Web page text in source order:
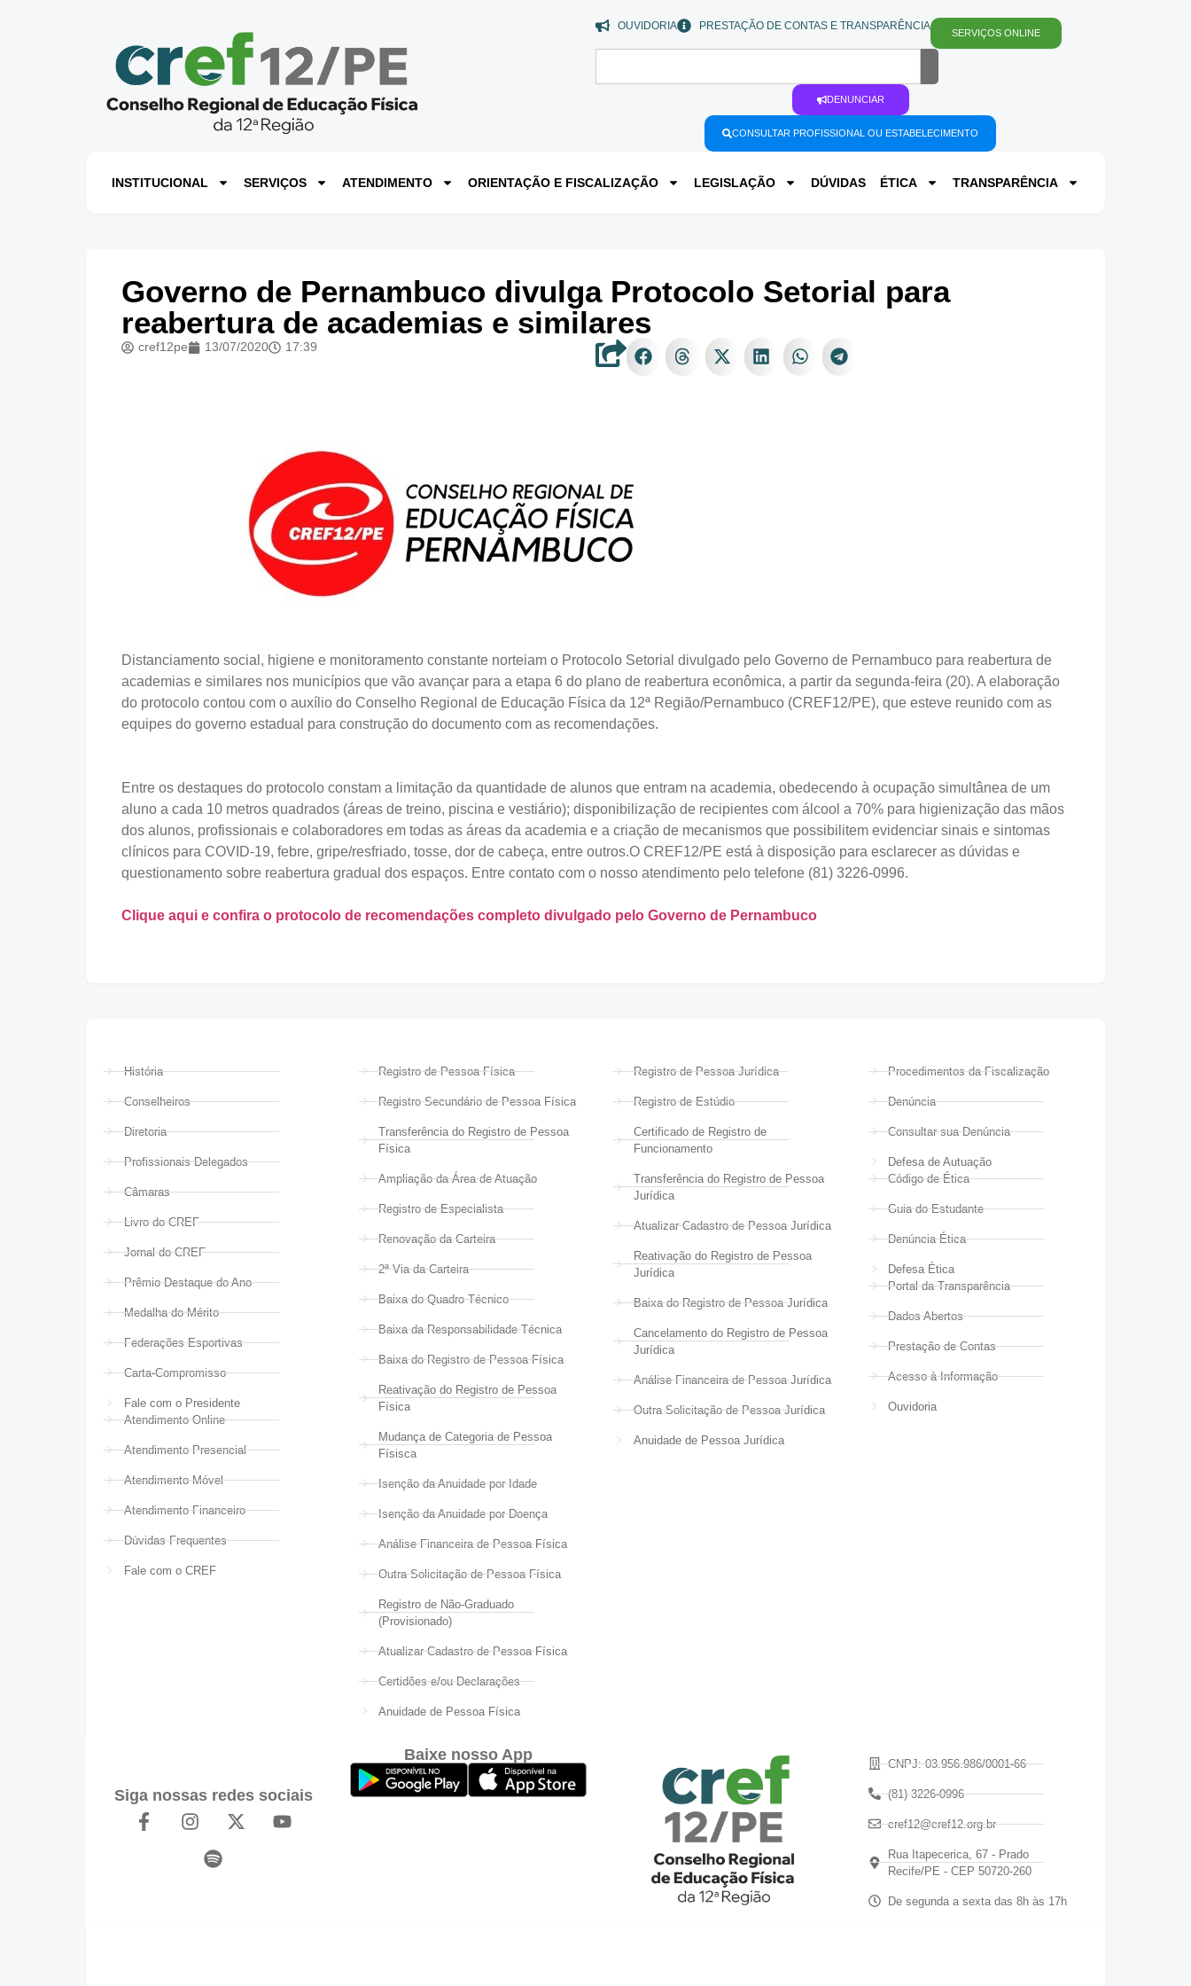
OUVIDORIA PRESTAÇÃO DE CONTAS E TRANSPARÊNCIA
SERVIÇOS ONLINE
DENUNCIAR
CONSULTAR PROFISSIONAL OU ESTABELECIMENTO
INSTITUCIONAL SERVIÇOS ATENDIMENTO ORIENTAÇÃO E FISCALIZAÇÃO LEGISLAÇÃO DÚVIDAS ÉTICA TRANSPARÊNCIA
Governo de Pernambuco divulga Protocolo Setorial para
reabertura de academias e similares
cref12pe 13/07/2020 17:39
Distanciamento social, higiene e monitoramento constante norteiam o Protocolo Setorial divulgado pelo Governo de Pernambuco para reabertura de
academias e similares nos municípios que vão avançar para a etapa 6 do plano de reabertura econômica, a partir da segunda-feira (20). A elaboração
do protocolo contou com o auxílio do Conselho Regional de Educação Física da 12ª Região/Pernambuco (CREF12/PE), que esteve reunido com as
equipes do governo estadual para construção do documento com as recomendações.
Entre os destaques do protocolo constam a limitação da quantidade de alunos que entram na academia, obedecendo à ocupação simultânea de um
aluno a cada 10 metros quadrados (áreas de treino, piscina e vestiário); disponibilização de recipientes com álcool a 70% para higienização das mãos
dos alunos, profissionais e colaboradores em todas as áreas da academia e a criação de mecanismos que possibilitem evidenciar sinais e sintomas
clínicos para COVID-19, febre, gripe/resfriado, tosse, dor de cabeça, entre outros.O CREF12/PE está à disposição para esclarecer as dúvidas e
questionamento sobre reabertura gradual dos espaços. Entre contato com o nosso atendimento pelo telefone (81) 3226-0996.
Clique aqui e confira o protocolo de recomendações completo divulgado pelo Governo de Pernambuco
História
Conselheiros
Diretoria
Profissionais Delegados
Câmaras
Livro do CREF
Jornal do CREF
Prêmio Destaque do Ano
Medalha do Mérito
Federações Esportivas
Carta-Compromisso
Fale com o Presidente
Atendimento Online
Atendimento Presencial
Atendimento Móvel
Atendimento Financeiro
Dúvidas Frequentes
Fale com o CREF
Registro de Pessoa Física
Registro Secundário de Pessoa Física
Transferência do Registro de Pessoa
Física
Ampliação da Área de Atuação
Registro de Especialista
Renovação da Carteira
2ª Via da Carteira
Baixa do Quadro Técnico
Baixa da Responsabilidade Técnica
Baixa do Registro de Pessoa Física
Reativação do Registro de Pessoa
Física
Mudança de Categoria de Pessoa
Físisca
Isenção da Anuidade por Idade
Isenção da Anuidade por Doença
Análise Financeira de Pessoa Física
Outra Solicitação de Pessoa Física
Registro de Não-Graduado
(Provisionado)
Atualizar Cadastro de Pessoa Física
Certidões e/ou Declarações
Anuidade de Pessoa Física
Registro de Pessoa Jurídica
Registro de Estúdio
Certificado de Registro de
Funcionamento
Transferência do Registro de Pessoa
Jurídica
Atualizar Cadastro de Pessoa Jurídica
Reativação do Registro de Pessoa
Jurídica
Baixa do Registro de Pessoa Jurídica
Cancelamento do Registro de Pessoa
Jurídica
Análise Financeira de Pessoa Jurídica
Outra Solicitação de Pessoa Jurídica
Anuidade de Pessoa Jurídica
Procedimentos da Fiscalização
Denúncia
Consultar sua Denúncia
Defesa de Autuação
Código de Ética
Guia do Estudante
Denúncia Ética
Defesa Ética
Portal da Transparência
Dados Abertos
Prestação de Contas
Acesso à Informação
Ouvidoria
Siga nossas redes sociais
Baixe nosso App
CNPJ: 03.956.986/0001-66
(81) 3226-0996
cref12@cref12.org.br
Rua Itapecerica, 67 - Prado
Recife/PE - CEP 50720-260
De segunda a sexta das 8h às 17h